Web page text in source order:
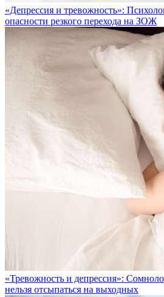
«Депрессия и тревожность»:
опасности резкого перехода на ЗОЖ
«Тревожность и депрессия»:
нельзя отсыпаться на выходных